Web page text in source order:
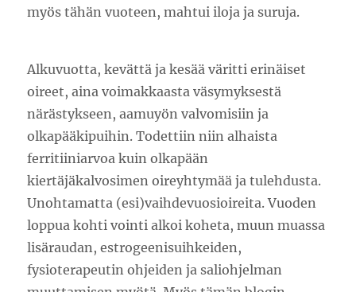
myös tähän vuoteen, mahtui iloja ja suruja.
Alkuvuotta, kevättä ja kesää väritti erinäiset
oireet, aina voimakkaasta väsymyksestä
närästykseen, aamuyön valvomisiin ja
olkapääkipuihin. Todettiin niin alhaista
ferritiiniarvoa kuin olkapään
kiertäjäkalvosimen oireyhtymää ja tulehdusta.
Unohtamatta (esi)vaihdevuosioireita. Vuoden
loppua kohti vointi alkoi koheta, muun muassa
lisäraudan, estrogeenisuihkeiden,
fysioterapeutin ohjeiden ja saliohjelman